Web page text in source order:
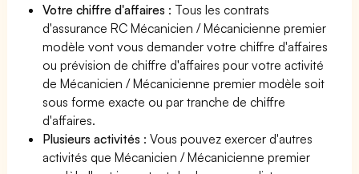
Votre chiffre d'affaires : Tous les contrats
d'assurance RC Mécanicien / Mécanicienne premier
modèle vont vous demander votre chiffre d'affaires
ou prévision de chiffre d'affaires pour votre activité
de Mécanicien / Mécanicienne premier modèle soit
sous forme exacte ou par tranche de chiffre
d'affaires.
Plusieurs activités : Vous pouvez exercer d'autres
activités que Mécanicien / Mécanicienne premier